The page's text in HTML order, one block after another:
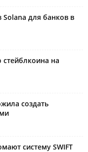
Solana для банков в
стейблкоина на
создать
систему SWIFT